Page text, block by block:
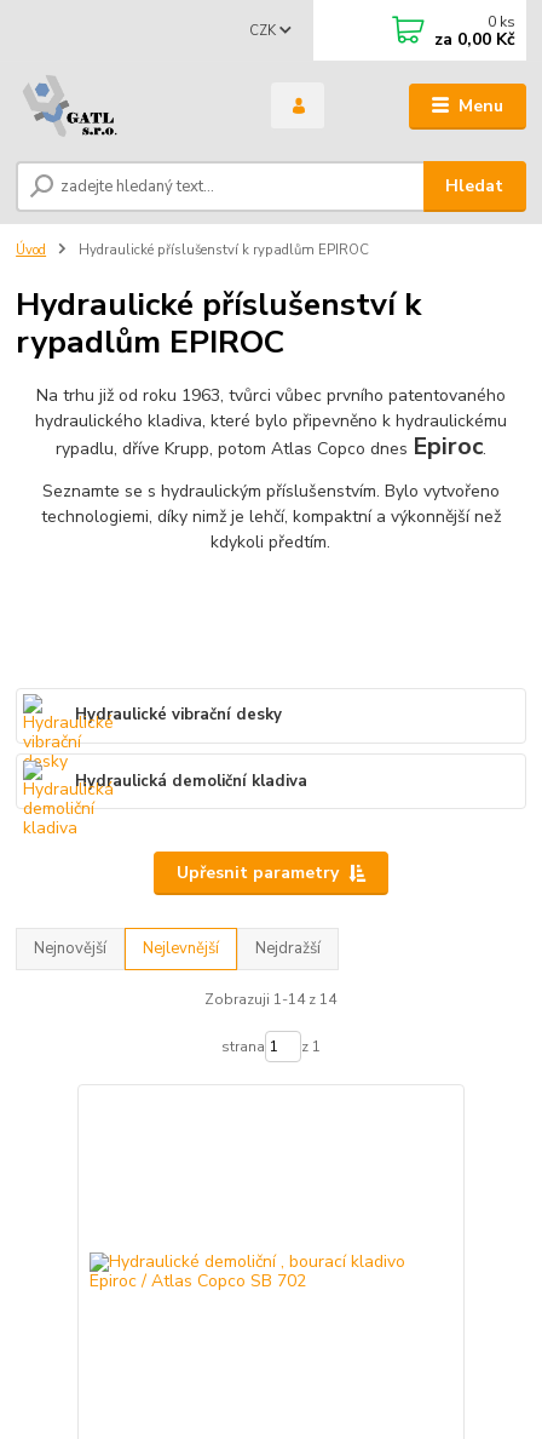
Menu
CZK
Hledat
0 ks
za 0,00 Kč
Úvod Hydraulické příslušenství k rypadlům EPIROC
Hydraulické příslušenství k
rypadlům EPIROC
Na trhu již od roku 1963, tvůrci vůbec prvního patentovaného
hydraulického kladiva, které bylo připevněno k hydraulickému
rypadlu, dříve Krupp, potom Atlas Copco dnes Epiroc.
Seznamte se s hydraulickým příslušenstvím. Bylo vytvořeno
technologiemi, díky nimž je lehčí, kompaktní a výkonnější než
kdykoli předtím.
Hydraulické vibrační desky
Hydraulická demoliční kladiva
Upřesnit parametry
Nejnovější Nejlevnější Nejdražší
Zobrazuji 1-14 z 14
strana z 1